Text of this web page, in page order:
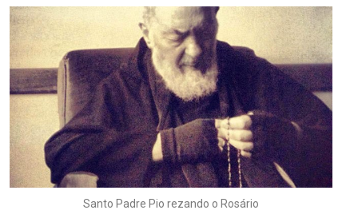
Santo Padre Pio rezando o Rosário